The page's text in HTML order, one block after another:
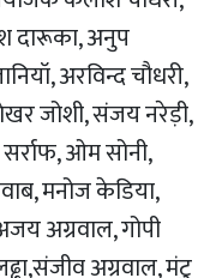
दारूका, अनुप
अरविन्द चौधरी,
जोशी, संजय नरेड़ी,
ओम सोनी,
मनोज केडिया,
अग्रवाल, गोपी
अग्रवाल, मंटु